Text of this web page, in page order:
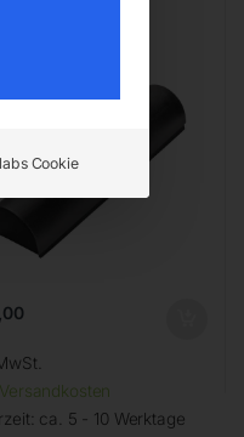
Versandkosten
ca. 5 - 10 Werktage
Cookie